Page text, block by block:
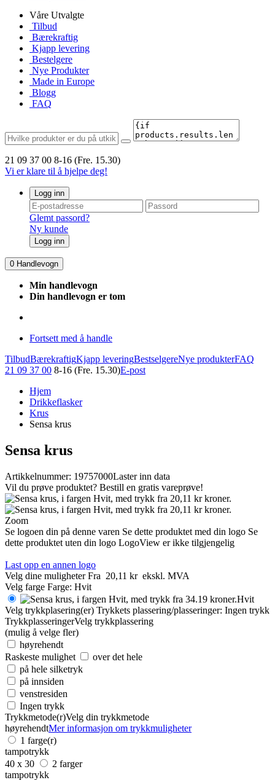
Våre Utvalgte
Tilbud
Bærekraftig
Kjapp levering
Bestelgere
Nye Produkter
Made in Europe
Blogg
FAQ
21 09 37 00 8-16 (Fre. 15.30)
Vi er klare til å hjelpe deg!
Logg inn
Glemt passord?
Ny kunde
Logg inn
0 Handlevogn
Min handlevogn
Din handlevogn er tom
Fortsett med å handle
TilbudBærekraftigKjapp leveringBestselgereNye produkterFAQ
21 09 37 00 8-16 (Fre. 15.30)E-post
Hjem
Drikkeflasker
Krus
Sensa krus
Sensa krus
Artikkelnummer: 19757000Laster inn data
Vil du prøve produktet? Bestill en gratis vareprøve!
Zoom
Se logoen din på denne varen Se dette produktet med din logo Se
dette produktet uten din logo LogoView er ikke tilgjengelig
Last opp en annen logo
Velg dine muligheter Fra 20,11 kr ekskl. MVA
Velg farge Farge: Hvit
Hvit
Velg trykkplasering(er) Trykkets plassering/plasseringer: Ingen trykk
TrykkplasseringerVelg trykkplassering
(mulig å velge fler)
høyrehendt
Raskeste mulighet
over det hele
på hele silketryk
på innsiden
venstresiden
Ingen trykk
Trykkmetode(r)Velg din trykkmetode
høyrehendtMer informasjon om trykkmuligheter
1 farge(r)
tampotrykk
40 x 30
2 farger
tampotrykk